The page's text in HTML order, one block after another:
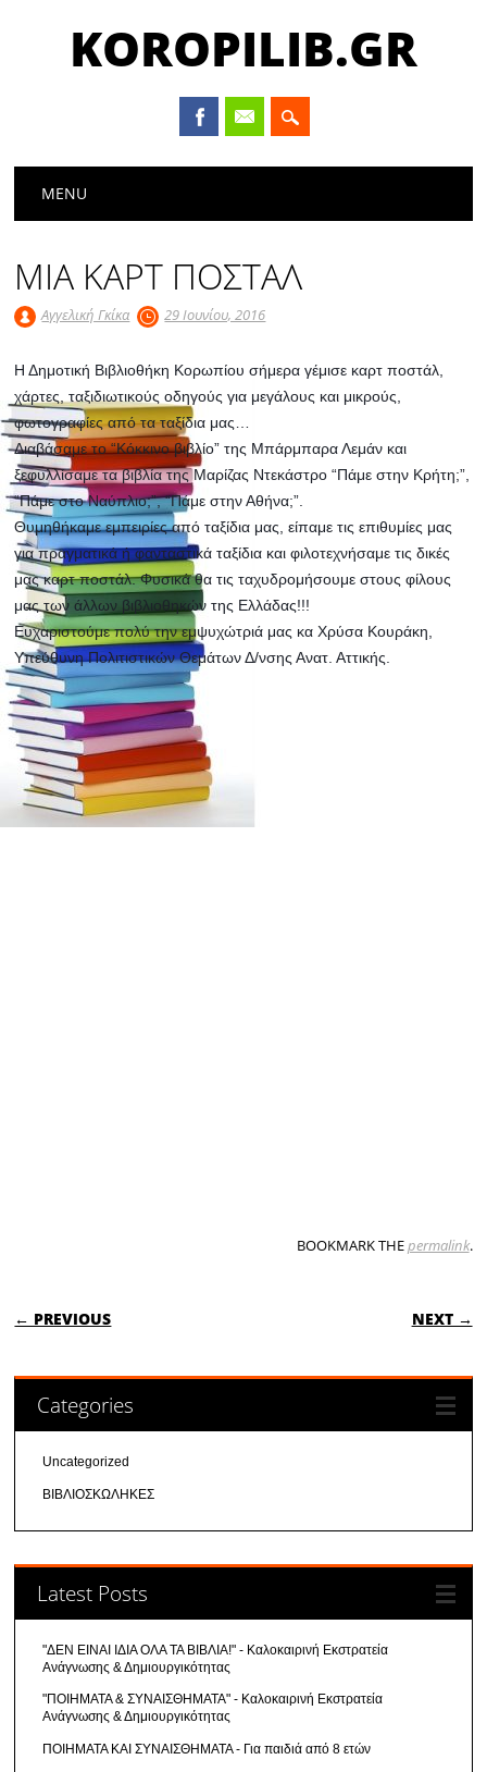
KOROPILIB.GR
Main menu
MENU
ΜΙΑ ΚΑΡΤ ΠΟΣΤΑΛ
Αγγελική Γκίκα 29 Ιουνίου, 2016
Η Δημοτική Βιβλιοθήκη Κορωπίου σήμερα γέμισε καρτ ποστάλ,
χάρτες, ταξιδιωτικούς οδηγούς για μεγάλους και μικρούς,
φωτογραφίες από τα ταξίδια μας…
Διαβάσαμε το “Κόκκινο βιβλίο” της Μπάρμπαρα Λεμάν και
ξεφυλλίσαμε τα βιβλία της Μαρίζας Ντεκάστρο “Πάμε στην Κρήτη;”,
“Πάμε στο Ναύπλιο;”, “Πάμε στην Αθήνα;”.
Θυμηθήκαμε εμπειρίες από ταξίδια μας, είπαμε τις επιθυμίες μας
για πραγματικά ή φανταστικά ταξίδια και φιλοτεχνήσαμε τις δικές
μας καρτ ποστάλ. Φυσικά θα τις ταχυδρομήσουμε στους φίλους
μας των άλλων βιβλιοθηκών της Ελλάδας!!!
Ευχαριστούμε πολύ την εμψυχώτριά μας κα Χρύσα Κουράκη,
Υπεύθυνη Πολιτιστικών Θεμάτων Δ/νσης Ανατ. Αττικής.
BOOKMARK THEpermalink.
POST NAVIGATION
← PREVIOUS NEXT →
Categories
Uncategorized
ΒΙΒΛΙΟΣΚΩΛΗΚΕΣ
Latest Posts
"ΔΕΝ ΕΙΝΑΙ ΙΔΙΑ ΟΛΑ ΤΑ ΒΙΒΛΙΑ!" - Καλοκαιρινή Εκστρατεία
Ανάγνωσης & Δημιουργικότητας
"ΠΟΙΗΜΑΤΑ & ΣΥΝΑΙΣΘΗΜΑΤΑ" - Καλοκαιρινή Εκστρατεία
Ανάγνωσης & Δημιουργικότητας
ΠΟΙΗΜΑΤΑ ΚΑΙ ΣΥΝΑΙΣΘΗΜΑΤΑ - Για παιδιά από 8 ετών